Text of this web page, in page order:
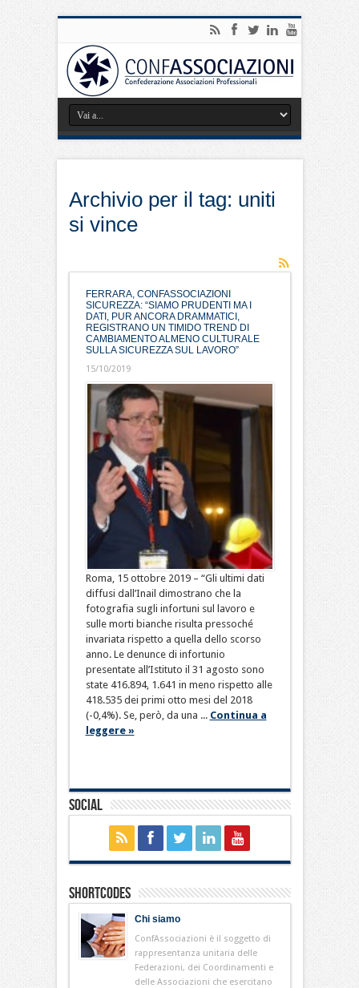
Archivio per il tag: uniti
si vince
FERRARA, CONFASSOCIAZIONI
SICUREZZA: “SIAMO PRUDENTI MA I
DATI, PUR ANCORA DRAMMATICI,
REGISTRANO UN TIMIDO TREND DI
CAMBIAMENTO ALMENO CULTURALE
SULLA SICUREZZA SUL LAVORO”
15/10/2019
Roma, 15 ottobre 2019 – “Gli ultimi dati
diffusi dall’Inail dimostrano che la
fotografia sugli infortuni sul lavoro e
sulle morti bianche risulta pressoché
invariata rispetto a quella dello scorso
anno. Le denunce di infortunio
presentate all’Istituto il 31 agosto sono
state 416.894, 1.641 in meno rispetto alle
418.535 dei primi otto mesi del 2018
(-0,4%). Se, però, da una ... Continua a
leggere »
Social
Shortcodes
Chi siamo
ConfAssociazioni è il soggetto di
rappresentanza unitaria delle
Federazioni, dei Coordinamenti e
delle Associazioni che esercitano